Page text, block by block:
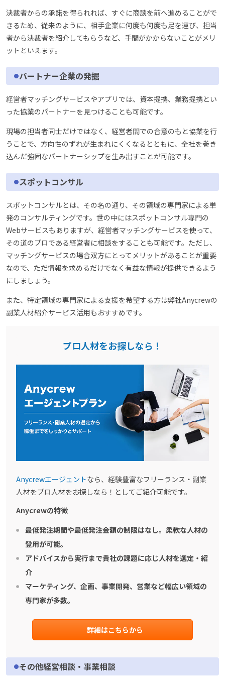
決裁者からの承諾を得られれば、すぐに商談を前へ進めることがで
きるため、従来のように、相手企業に何度も何度も足を運び、担当
者から決裁者を紹介してもらうなど、手間がかからないことがメリ
ットといえます。
パートナー企業の発掘
経営者マッチングサービスやアプリでは、資本提携、業務提携とい
った協業のパートナーを見つけることも可能です。
現場の担当者同士だけではなく、経営者間での合意のもと協業を行
うことで、方向性のずれが生まれにくくなるとともに、全社を巻き
込んだ強固なパートナーシップを生み出すことが可能です。
スポットコンサル
スポットコンサルとは、その名の通り、その領域の専門家による単
発のコンサルティングです。世の中にはスポットコンサル専門の
Webサービスもありますが、経営者マッチングサービスを使って、
その道のプロである経営者に相談をすることも可能です。ただし、
マッチングサービスの場合双方にとってメリットがあることが重要
なので、ただ情報を求めるだけでなく有益な情報が提供できるよう
にしましょう。
また、特定領域の専門家による支援を希望する方は弊社Anycrewの
副業人材紹介サービス活用もおすすめです。
プロ人材をお探しなら！
Anycrewエージェントなら、経験豊富なフリーランス・副業
人材をプロ人材をお探しなら！としてご紹介可能です。
Anycrewの特徴
最低発注期間や最低発注金額の制限はなし。柔軟な人材の
登用が可能。
アドバイスから実行まで貴社の課題に応じ人材を選定・紹
介
マーケティング、企画、事業開発、営業など幅広い領域の
専門家が多数。
詳細はこちらから
その他経営相談・事業相談